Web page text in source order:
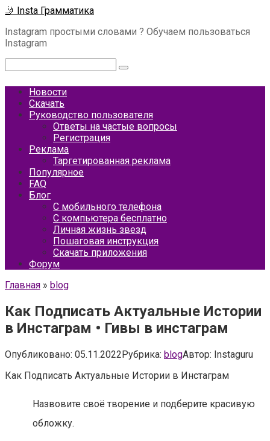
Перейти
контенту
🤳 Insta Грамматика
Instagram простыми словами ? Обучаем пользоваться
Instagram
Новости
Скачать
Руководство пользователя
Ответы на частые вопросы
Регистрация
Реклама
Таргетированная реклама
Популярное
FAQ
Блог
С мобильного телефона
С компьютера бесплатно
Личная жизнь звезд
Пошаговая инструкция
Скачать приложения
Форум
Главная » blog
Как Подписать Актуальные Истории
в Инстаграм • Гивы в инстаграм
Опубликовано: 05.11.2022Рубрика: blogАвтор: Instaguru
Как Подписать Актуальные Истории в Инстаграм
Назвовите своё творение и подберите красивую
обложку.